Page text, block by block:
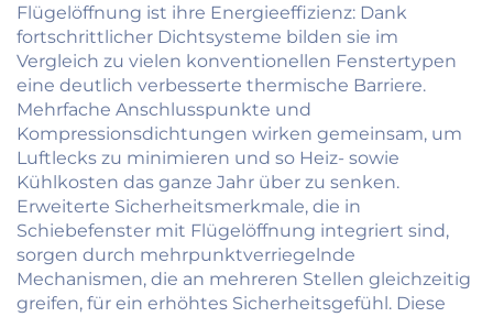
Flügelöffnung ist ihre Energieeffizienz: Dank
fortschrittlicher Dichtsysteme bilden sie im
Vergleich zu vielen konventionellen Fenstertypen
eine deutlich verbesserte thermische Barriere.
Mehrfache Anschlusspunkte und
Kompressionsdichtungen wirken gemeinsam, um
Luftlecks zu minimieren und so Heiz- sowie
Kühlkosten das ganze Jahr über zu senken.
Erweiterte Sicherheitsmerkmale, die in
Schiebefenster mit Flügelöffnung integriert sind,
sorgen durch mehrpunktverriegelnde
Mechanismen, die an mehreren Stellen gleichzeitig
greifen, für ein erhöhtes Sicherheitsgefühl. Diese